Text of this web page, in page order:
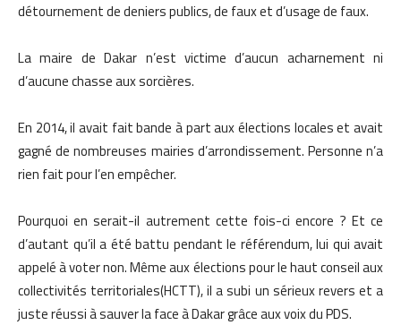
détournement de deniers publics, de faux et d’usage de faux.
La maire de Dakar n’est victime d’aucun acharnement ni
d’aucune chasse aux sorcières.
En 2014, il avait fait bande à part aux élections locales et avait
gagné de nombreuses mairies d’arrondissement. Personne n’a
rien fait pour l’en empêcher.
Pourquoi en serait-il autrement cette fois-ci encore ? Et ce
d’autant qu’il a été battu pendant le référendum, lui qui avait
appelé à voter non. Même aux élections pour le haut conseil aux
collectivités territoriales(HCTT), il a subi un sérieux revers et a
juste réussi à sauver la face à Dakar grâce aux voix du PDS.